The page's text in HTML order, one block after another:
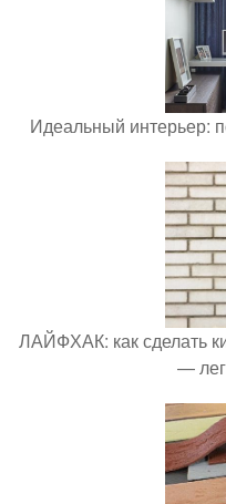
Идеальный интерьер:
ЛАЙФХАК: как сделать
—